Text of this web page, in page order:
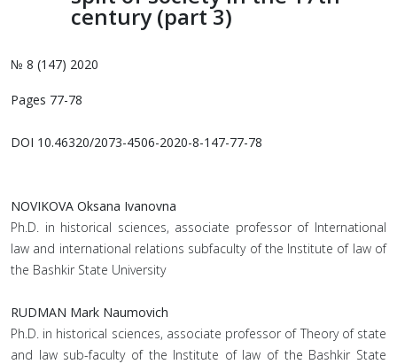
century (part 3)
№ 8 (147) 2020
Pages 77-78
DOI 10.46320/2073-4506-2020-8-147-77-78
NOVIKOVA Oksana Ivanovna
Ph.D. in historical sciences, associate professor of International
law and international relations subfaculty of the Institute of law of
the Bashkir State University
RUDMAN Mark Naumovich
Ph.D. in historical sciences, associate professor of Theory of state
and law sub-faculty of the Institute of law of the Bashkir State